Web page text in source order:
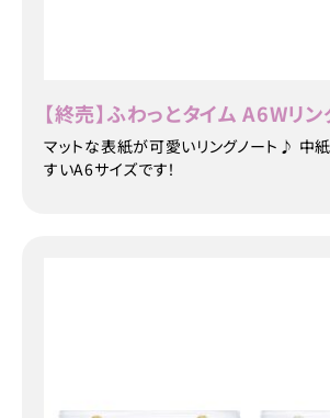
【終売】ふわっとタイム A6Wリン
マットな表紙が可愛いリングノート♪ 中
すいA6サイズです！